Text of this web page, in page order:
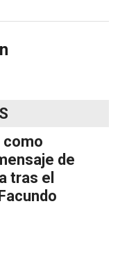
como
de
tras el